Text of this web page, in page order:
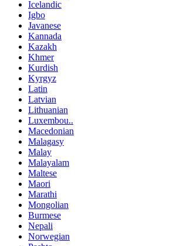
Icelandic
Igbo
Javanese
Kannada
Kazakh
Khmer
Kurdish
Kyrgyz
Latin
Latvian
Lithuanian
Luxembou..
Macedonian
Malagasy
Malay
Malayalam
Maltese
Maori
Marathi
Mongolian
Burmese
Nepali
Norwegian